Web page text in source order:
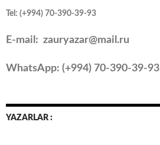
Tel: (+994) 70-390-39-93
E-mail: zauryazar@mail.ru
WhatsApp: (+994) 70-390-39-93
YAZARLAR :